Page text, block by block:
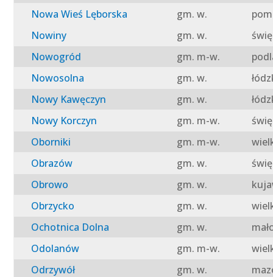
Nowa Wieś Lęborska
gm. w.
Nowiny
gm. w.
Nowogród
gm. m-w.
Nowosolna
gm. w.
Nowy Kawęczyn
gm. w.
Nowy Korczyn
gm. m-w.
Oborniki
gm. m-w.
Obrazów
gm. w.
Obrowo
gm. w.
Obrzycko
gm. w.
Ochotnica Dolna
gm. w.
Odolanów
gm. m-w.
Odrzywół
gm. w.